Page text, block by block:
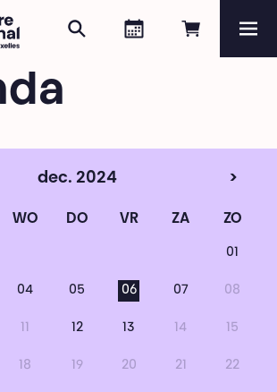
Online
Agenda
Zoeken
dec. 2024 >
WO DO VR ZA ZO
01
04 05 06 07 08
11 12 13 14 15
18 19 20 21 22